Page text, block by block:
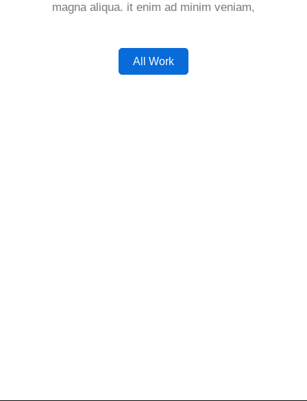
magna aliqua. it enim ad minim veniam,
All Work